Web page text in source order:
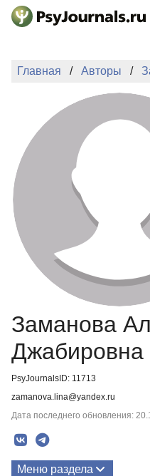
Перейти к основному
Регистрация
Главная Авторы
Заманова
Джабировна
PsyJournalsID: 11713
zamanova.lina@yandex.ru
Дата последнего обновления:
Меню раздела